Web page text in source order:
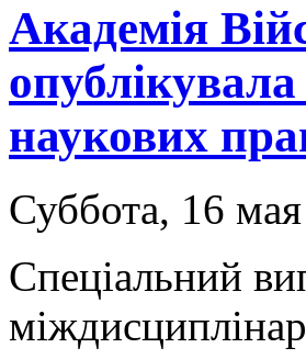
Академія
наукових
Суббота, 16
Спеціальний